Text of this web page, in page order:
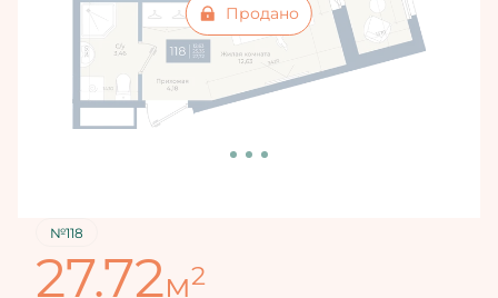
Продано
№118
27.72м2